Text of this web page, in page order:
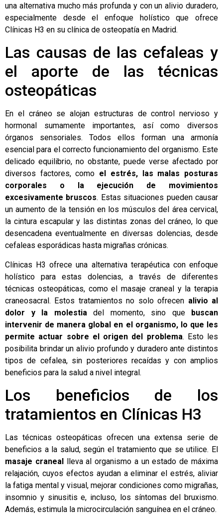
una alternativa mucho más profunda y con un alivio duradero,
especialmente desde el enfoque holístico que ofrece
Clínicas H3 en su clínica de osteopatía en Madrid.
Las causas de las cefaleas y
el aporte de las técnicas
osteopáticas
En el cráneo se alojan estructuras de control nervioso y
hormonal sumamente importantes, así como diversos
órganos sensoriales. Todos ellos forman una armonía
esencial para el correcto funcionamiento del organismo. Este
delicado equilibrio, no obstante, puede verse afectado por
diversos factores, como el estrés, las malas posturas
corporales o la ejecución de movimientos
excesivamente bruscos. Estas situaciones pueden causar
un aumento de la tensión en los músculos del área cervical,
la cintura escapular y las distintas zonas del cráneo, lo que
desencadena eventualmente en diversas dolencias, desde
cefaleas esporádicas hasta migrañas crónicas.
Clínicas H3 ofrece una alternativa terapéutica con enfoque
holístico para estas dolencias, a través de diferentes
técnicas osteopáticas, como el masaje craneal y la terapia
craneosacral. Estos tratamientos no solo ofrecen alivio al
dolor y la molestia del momento, sino que buscan
intervenir de manera global en el organismo, lo que les
permite actuar sobre el origen del problema. Esto les
posibilita brindar un alivio profundo y duradero ante distintos
tipos de cefalea, sin posteriores recaídas y con amplios
beneficios para la salud a nivel integral.
Los beneficios de los
tratamientos en Clínicas H3
Las técnicas osteopáticas ofrecen una extensa serie de
beneficios a la salud, según el tratamiento que se utilice. El
masaje craneallleva al organismo a un estado de máxima
relajación, cuyos efectos ayudan a eliminar el estrés, aliviar
la fatiga mental y visual, mejorar condiciones como migrañas,
insomnio y sinusitis e, incluso, los síntomas del bruxismo.
Además, estimula la microcirculación sanguínea en el cráneo.